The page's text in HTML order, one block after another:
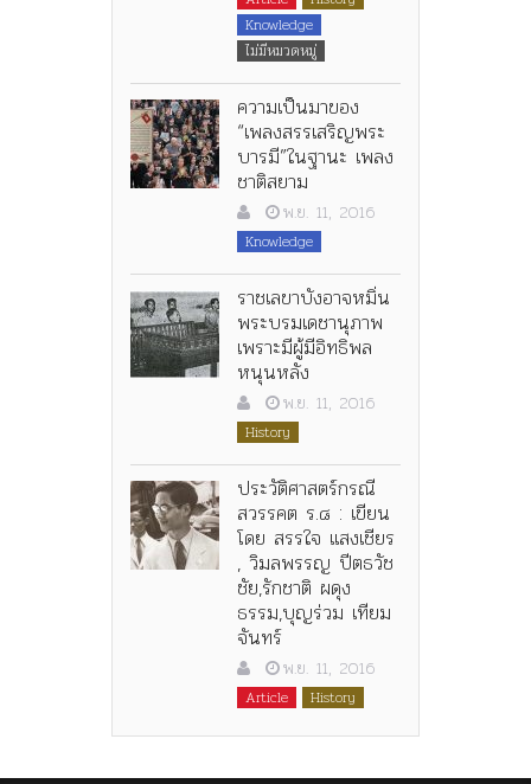
Knowledge
ไม่มีหมวดหมู่
ความเป็นมาของ
“เพลงสรรเสริญพระ
บารมี”ในฐานะ เพลง
ชาติสยาม
พ.ย. 11, 2016
Knowledge
ราชเลขาบังอาจหมิ่น
พระบรมเดชานุภาพ
เพราะมีผู้มีอิทธิพล
หนุนหลัง
พ.ย. 11, 2016
History
ประวัติศาสตร์กรณี
สวรรคต ร.๘ : เขียน
โดย สรรใจ แสงเชียร
, วิมลพรรญ ปีตธวัช
ชัย,รักชาติ ผดุง
ธรรม,บุญร่วม เทียม
จันทร์
พ.ย. 11, 2016
Article History